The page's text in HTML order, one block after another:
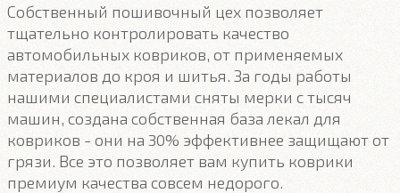
Собственный пошивочный цех позволяет
тщательно контролировать качество
автомобильных ковриков, от применяемых
материалов до кроя и шитья. За годы работы
нашими специалистами сняты мерки с тысяч
машин, создана собственная база лекал для
ковриков - они на 30% эффективнее защищают от
грязи. Все это позволяет вам купить коврики
премиум качества совсем недорого.